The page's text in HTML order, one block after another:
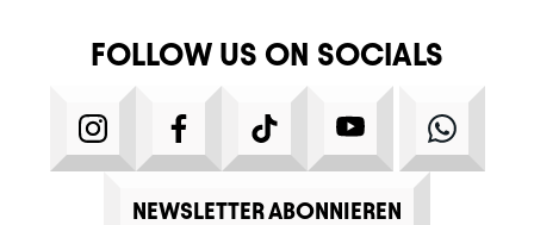
FOLLOW US ON SOCIALS
INSTAGRAMFACEBOOKTIKTOK YOUTUBE
NEWSLETTER ABONNIEREN